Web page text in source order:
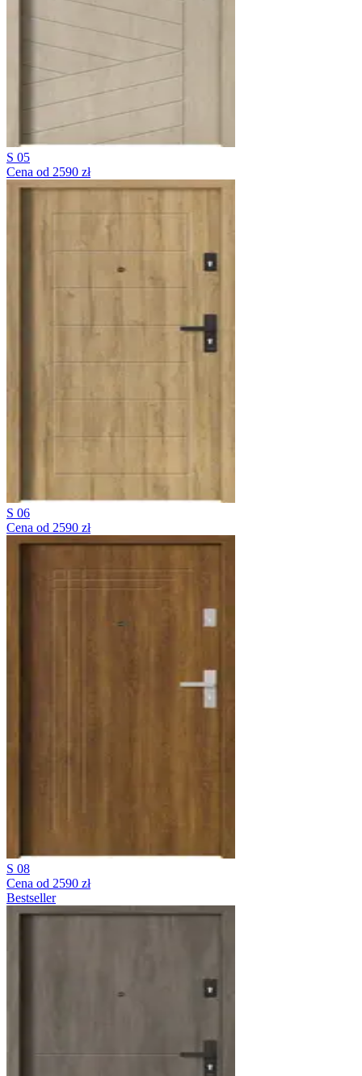
S 05
Cena od 2590 zł
S 06
Cena od 2590 zł
S 08
Cena od 2590 zł
Bestseller